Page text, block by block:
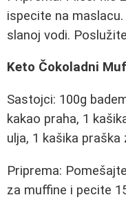
ispecite na
slanoj vodi.
Keto Čokoladni
Sastojci: 100g
kakao praha, 1
ulja, 1 kašika praška
Priprema:
za muffine i pecite